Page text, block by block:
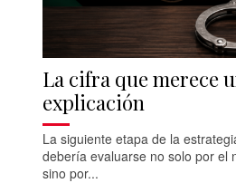
La cifra que merece
explicación
La siguiente etapa de la
debería evaluarse no solo por el
sino por...